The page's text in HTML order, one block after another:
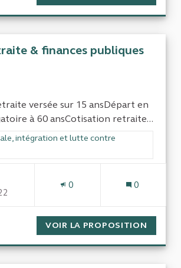
& finances publiques
versée sur 15 ansDépart en
à 60 ansCotisation retraite...
de la catégorie : Cohésion sociale,
intégration et lutte contre
0 0
VOIR LA PROPOSITION